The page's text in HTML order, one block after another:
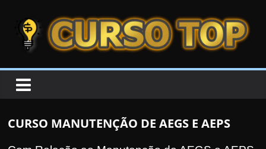
CURSOTOP
s
e
l
CURSO MANUTENÇÃO DE AEGS E AEPS